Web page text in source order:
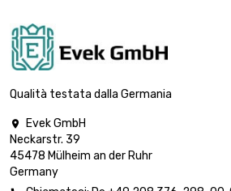
lunghezza : 1 Meter
diametro : 15mm
Qualità testata dalla Germania

Evek GmbH
Neckarstr. 39
45478 Mülheim an der Ruhr
Germany